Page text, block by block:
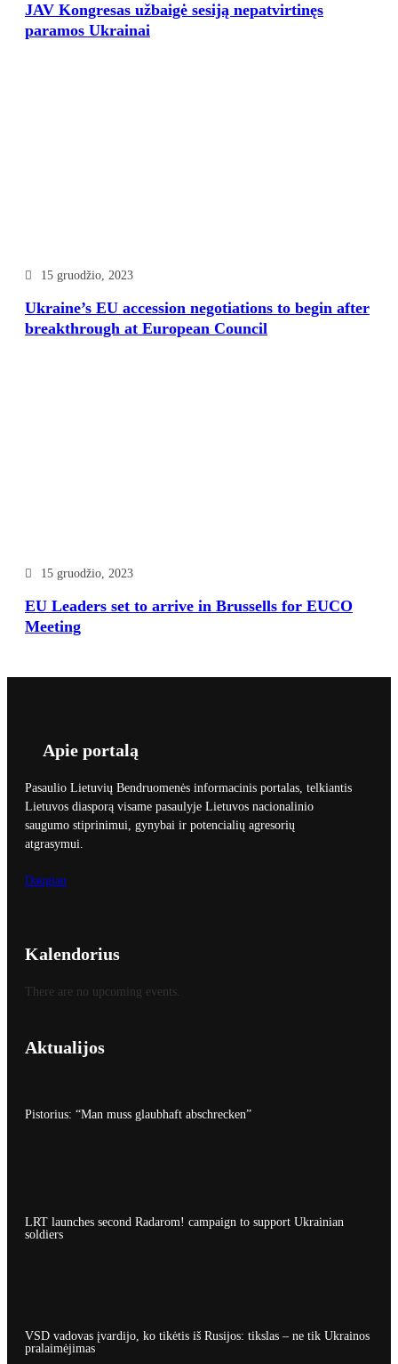
JAV Kongresas užbaigė sesiją nepatvirtinęs
paramos Ukrainai
15 gruodžio, 2023
Ukraine’s EU accession negotiations to begin after
breakthrough at European Council
15 gruodžio, 2023
EU Leaders set to arrive in Brussells for EUCO
Meeting
Apie portalą
Pasaulio Lietuvių Bendruomenės informacinis portalas, telkiantis
Lietuvos diasporą visame pasaulyje Lietuvos nacionalinio
saugumo stiprinimui, gynybai ir potencialių agresorių
atgrasymui.
Daugiau
Kalendorius
There are no upcoming events.
Aktualijos
Pistorius: “Man muss glaubhaft abschrecken”
LRT launches second Radarom! campaign to support Ukrainian
soldiers
VSD vadovas įvardijo, ko tikėtis iš Rusijos: tikslas – ne tik Ukrainos
pralaimėjimas